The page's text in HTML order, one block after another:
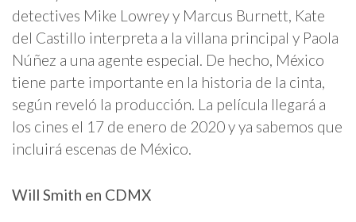
detectives Mike Lowrey y Marcus Burnett, Kate
del Castillo interpreta a la villana principal y Paola
Núñez a una agente especial. De hecho, México
tiene parte importante en la historia de la cinta,
según reveló la producción. La película llegará a
los cines el 17 de enero de 2020 y ya sabemos que
incluirá escenas de México.
Will Smith en CDMX